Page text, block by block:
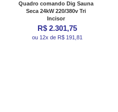
Quadro comando Dig Sauna
Seca 24kW 220/380v Tri
Incisor
R$ 2.301,75
ou 12x de R$ 191,81